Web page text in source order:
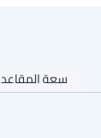
سعة المقاعد